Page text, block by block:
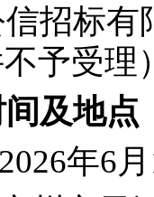
招标
予受理
及地点
2026年6